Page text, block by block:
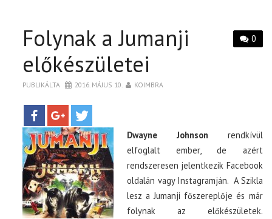
TRAILER
KRITIKA
BOXOFFICE
TOP10
KULISSZA
CIKK
0
Folynak a Jumanji
előkészületei
PUBLIKÁLTA 2016. MÁJUS 10. KOIMBRA
Dwayne Johnson rendkívül
elfoglalt ember, de azért
rendszeresen jelentkezik Facebook
oldalán vagy Instagramján. A Szikla
lesz a Jumanji főszereplője és már
folynak az előkészületek.